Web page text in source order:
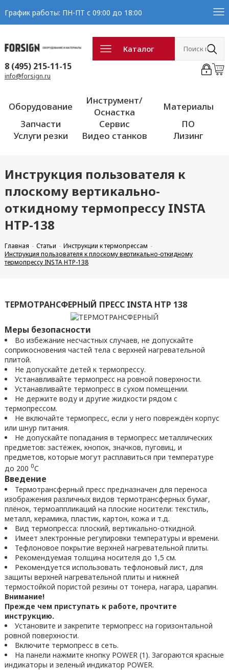
График работы: ПН-ПТ с 09:00 до 18:00
Каталог
8 (495) 215-11-15
info@forsign.ru
Оборудование
Инструмент/
Оснастка
Материалы
Запчасти
Сервис
ПО
Услуги резки
Видео станков Лизинг
Инструкция пользователя к
плоскому вертикально-
откидному термопрессу INSTA
HTP-138
Главная Статьи
Инструкции к термопрессам
Инструкция пользователя к плоскому вертикально-откидному
термопрессу INSTA HTP-138
ТЕРМОТРАНСФЕРНЫЙ ПРЕСС INSTA HTP 138
Меры безопасности
Во избежание несчастных случаев, не допускайте
соприкосновения частей тела с верхней нагревательной
плитой.
Не допускайте детей к термопрессу.
Устанавливайте термопресс на ровной поверхности.
Устанавливайте термопресс в сухом помещении.
Не держите воду и другие жидкости рядом с
термопрессом.
Не включайте термопресс, если у него повреждён корпус
или шнур питания.
Не допускайте попадания в термопресс металлических
предметов: застёжек, кнопок, значков, пуговиц, и
предметов, которые могут расплавиться при температуре
до 200 0С
Введение
Термотрансферный пресс предназначен для переноса
изображения различных видов термотрансферных бумаг,
плёнок, термоаппликаций на плоские носители: текстиль,
металл, керамика, пластик, картон, кожа и т.д.
Вид термопресса: плоский, вертикально-откидной.
Имеет электронные регулировки температуры и времени.
Тефлоновое покрытие верхней нагревательной плиты.
Рекомендуемая толщина носителя до 1,5 см.
Рекомендуется использовать тефлоновый лист, для
защиты верхней нагревательной плиты и нижней
термостойкой пористой резины от тонера, нагара, царапин.
Внимание!
Прежде чем приступать к работе, прочтите
инструкцию.
Установите и закрепите термопресс на горизонтальной
ровной поверхности.
Включите термопресс в сеть.
На панели нажмите кнопку POWER (1). Загораются красные
индикаторы и зеленый индикатор POWER.